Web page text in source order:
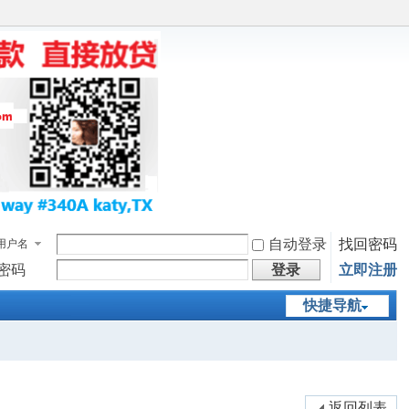
户名 自动登录
找回密码
码
登录 立即注册
快捷导航